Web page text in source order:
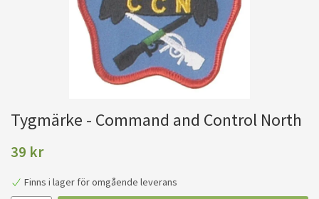
Tygmärke - Command and Control North
39 kr
Finns i lager för omgående leverans